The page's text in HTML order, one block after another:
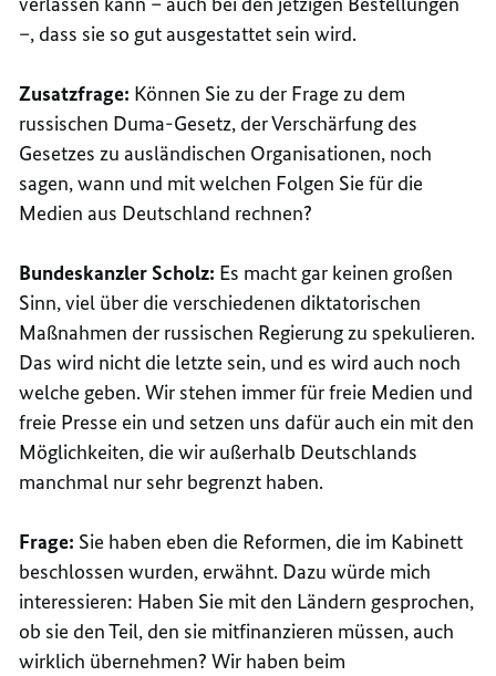
–, dass sie so gut ausgestattet sein wird.
Zusatzfrage: Können Sie zu der Frage zu dem
russischen Duma-Gesetz, der Verschärfung des
Gesetzes zu ausländischen Organisationen, noch
sagen, wann und mit welchen Folgen Sie für die
Medien aus Deutschland rechnen?
Bundeskanzler Scholz: Es macht gar keinen großen
Sinn, viel über die verschiedenen diktatorischen
Maßnahmen der russischen Regierung zu spekulieren.
Das wird nicht die letzte sein, und es wird auch noch
welche geben. Wir stehen immer für freie Medien und
freie Presse ein und setzen uns dafür auch ein mit den
Möglichkeiten, die wir außerhalb Deutschlands
manchmal nur sehr begrenzt haben.
Frage: Sie haben eben die Reformen, die im Kabinett
beschlossen wurden, erwähnt. Dazu würde mich
interessieren: Haben Sie mit den Ländern gesprochen,
ob sie den Teil, den sie mitfinanzieren müssen, auch
wirklich übernehmen? Wir haben beim